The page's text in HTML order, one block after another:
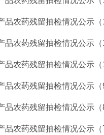
品农药残留抽检情况公示（
品农药残留抽检情况公示（
品农药残留抽检情况公示（
品农药残留抽检情况公示（
品农药残留抽检情况公示（
品农药残留抽检情况公示（